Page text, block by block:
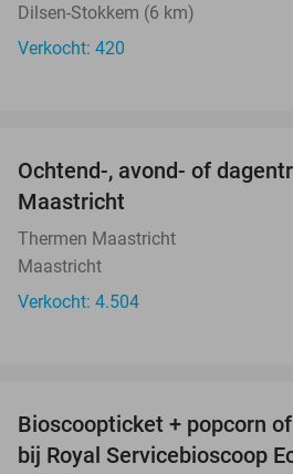
Dilsen-Stokkem (6 km)
Verkocht: 420
Ochtend-, avond- of
Maastricht
Thermen Maastricht
Maastricht
Verkocht: 4.504
Bioscoopticket + popcorn
bij Royal Servicebioscoop